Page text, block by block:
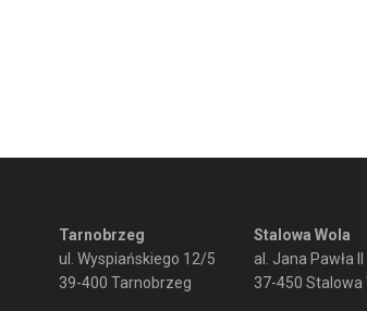
Tarnobrzeg
ul. Wyspiańskiego 12/5
39-400 Tarnobrzeg
Stalowa Wola
al. Jana Pawła II
37-450 Stalowa